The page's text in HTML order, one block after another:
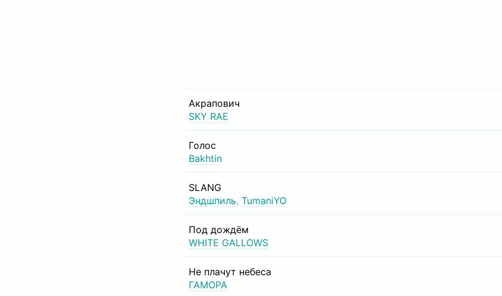
Акрапович
SKY RAE
Голос
Bakhtin
SLANG
Эндшпиль, TumaniYO
Под дождём
WHITE GALLOWS
Не плачут небеса
ГАМОРА